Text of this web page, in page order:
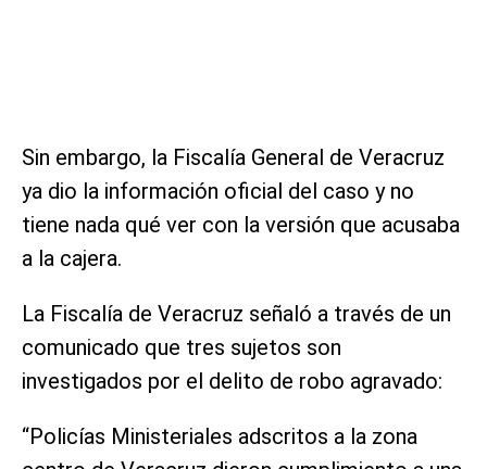
Sin embargo, la Fiscalía General de Veracruz
ya dio la información oficial del caso y no
tiene nada qué ver con la versión que acusaba
a la cajera.
La Fiscalía de Veracruz señaló a través de un
comunicado que tres sujetos son
investigados por el delito de robo agravado:
“Policías Ministeriales adscritos a la zona